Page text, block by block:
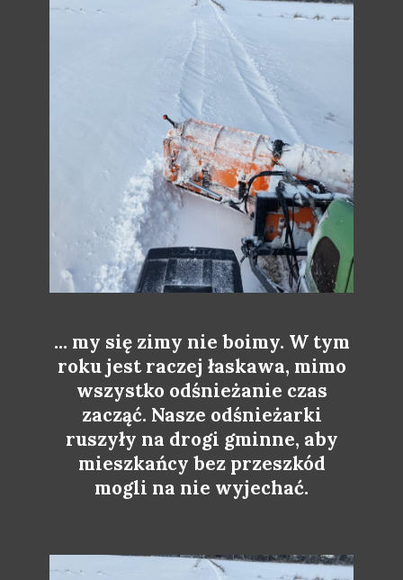
... my się zimy nie boimy. W tym
roku jest raczej łaskawa, mimo
wszystko odśnieżanie czas
zacząć. Nasze odśnieżarki
ruszyły na drogi gminne, aby
mieszkańcy bez przeszkód
mogli na nie wyjechać.